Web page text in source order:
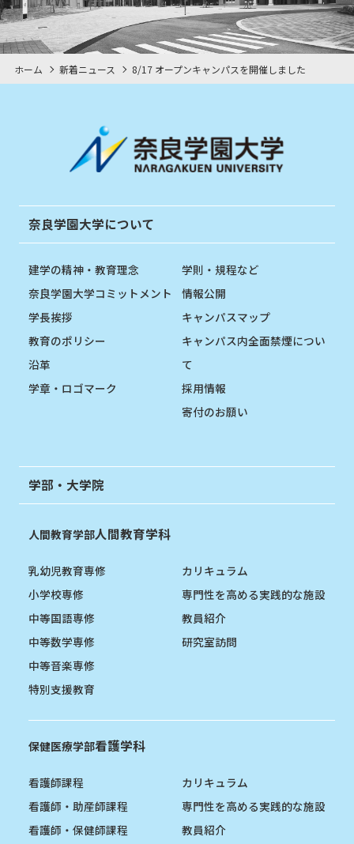
ホーム 新着ニュース 8/17 オープンキャンパスを開催しました
奈良学園大学について
建学の精神・教育理念
奈良学園大学コミットメント
学長挨拶
教育のポリシー
沿革
学章・ロゴマーク
学則・規程など
情報公開
キャンパスマップ
キャンパス内全面禁煙につい
て
採用情報
寄付のお願い
学部・大学院
人間教育学部人間教育学科
乳幼児教育専修
小学校専修
中等国語専修
中等数学専修
中等音楽専修
特別支援教育
カリキュラム
専門性を高める実践的な施設
教員紹介
研究室訪問
保健医療学部看護学科
看護師課程
看護師・助産師課程
看護師・保健師課程
カリキュラム
専門性を高める実践的な施設
教員紹介